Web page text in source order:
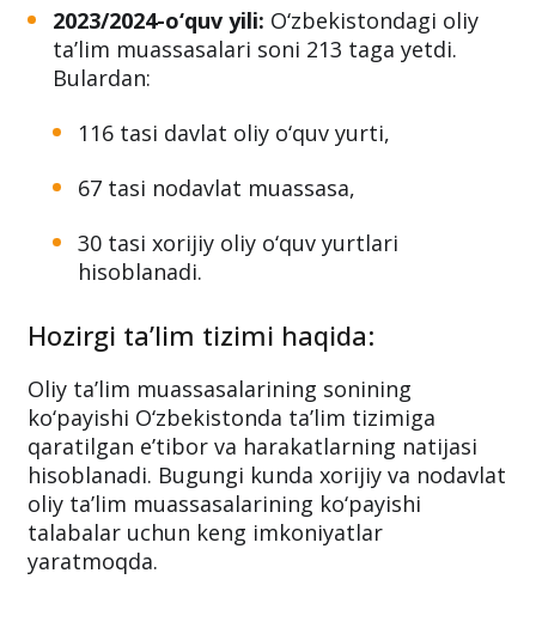
2023/2024-o‘quv yili: O‘zbekistondagi oliy
ta’lim muassasalari soni 213 taga yetdi.
Bulardan:
116 tasi davlat oliy o‘quv yurti,
67 tasi nodavlat muassasa,
30 tasi xorijiy oliy o‘quv yurtlari
hisoblanadi.
Hozirgi ta’lim tizimi haqida:
Oliy ta’lim muassasalarining sonining
ko‘payishi O‘zbekistonda ta’lim tizimiga
qaratilgan e’tibor va harakatlarning natijasi
hisoblanadi. Bugungi kunda xorijiy va nodavlat
oliy ta’lim muassasalarining ko‘payishi
talabalar uchun keng imkoniyatlar
yaratmoqda.